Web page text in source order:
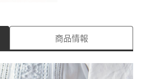
商品情報